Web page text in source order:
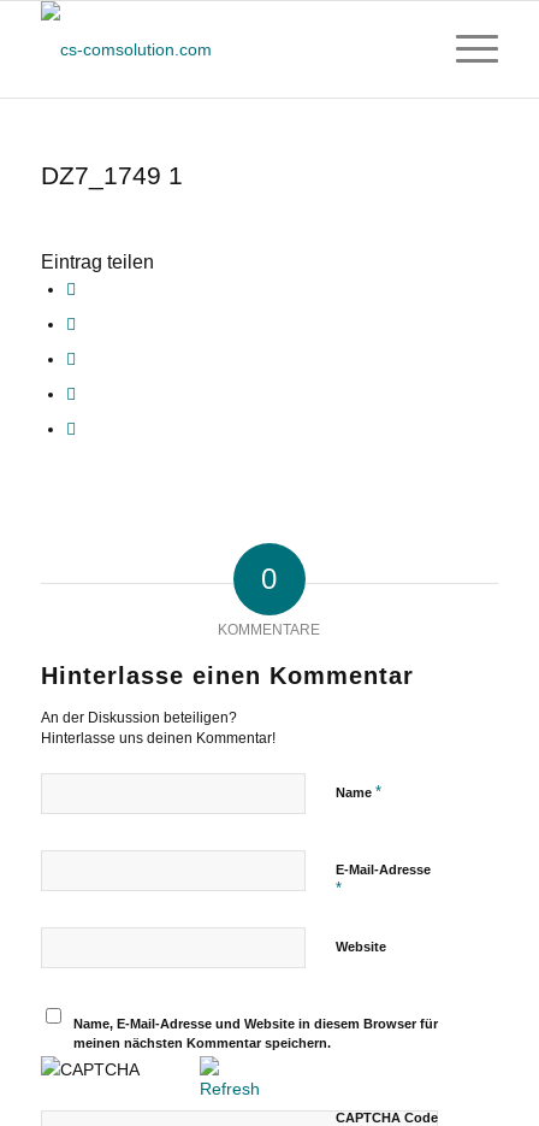
DZ7_1749 1
Eintrag teilen
0
KOMMENTARE
Hinterlasse einen Kommentar
An der Diskussion beteiligen?
Hinterlasse uns deinen Kommentar!
Name *
E-Mail-Adresse
*
Website
Name, E-Mail-Adresse und Website in diesem Browser für
meinen nächsten Kommentar speichern.
CAPTCHA Code